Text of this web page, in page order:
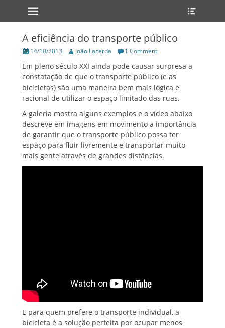
Primary Menu
Skip
A eficiência do transporte público
Posted
14/10/2013 Author
João Lacerda 1 Comment
Em pleno século XXI ainda pode causar surpresa a
constatação de que o transporte público (e as
bicicletas) são uma maneira bem mais lógica e
racional de utilizar o espaço limitado das ruas.
A galeria mostra alguns exemplos e o vídeo abaixo
descreve em imagens em movimento a importância
de garantir que o transporte público possa ter
espaço para fluir livremente e transportar muito
mais gente através de grandes distâncias.
E para quem prefere o transporte individual, a
bicicleta é a solução perfeita por ocupar menos